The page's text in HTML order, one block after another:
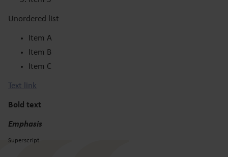
Unordered list
Item A
Item B
Item C
Text link
Bold text
Emphasis
Superscript